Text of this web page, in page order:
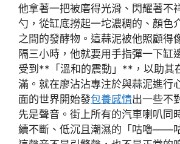
他拿著一把被磨得光滑、閃耀著不
勺，從缸底撈起一坨濃稠的、顏色
之間的發酵物。這蒜泥被他照顧得
隔三小時，他就要用手指彈一下缸
受到**「溫和的震動」**，以助其
滿。就在廖沾沾專注於與蒜泥進行
面的世界開始發包養感情出一些不
先是聲音。街上所有的汽車喇叭同
續不斷、低沉且潮濕的「咕嚕——